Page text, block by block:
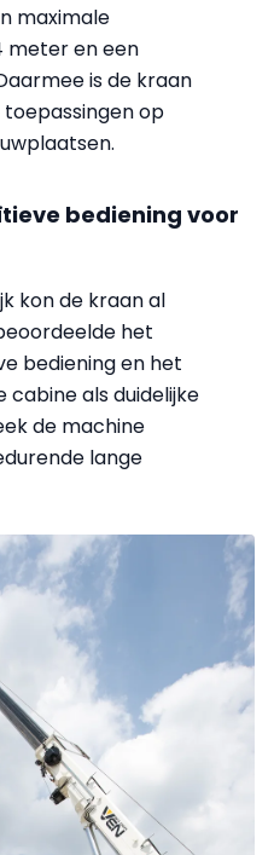
maximale
meter en een
is de kraan
op
bediening voor
kon de kraan al
het
bediening en het
als duidelijke
de machine
lange